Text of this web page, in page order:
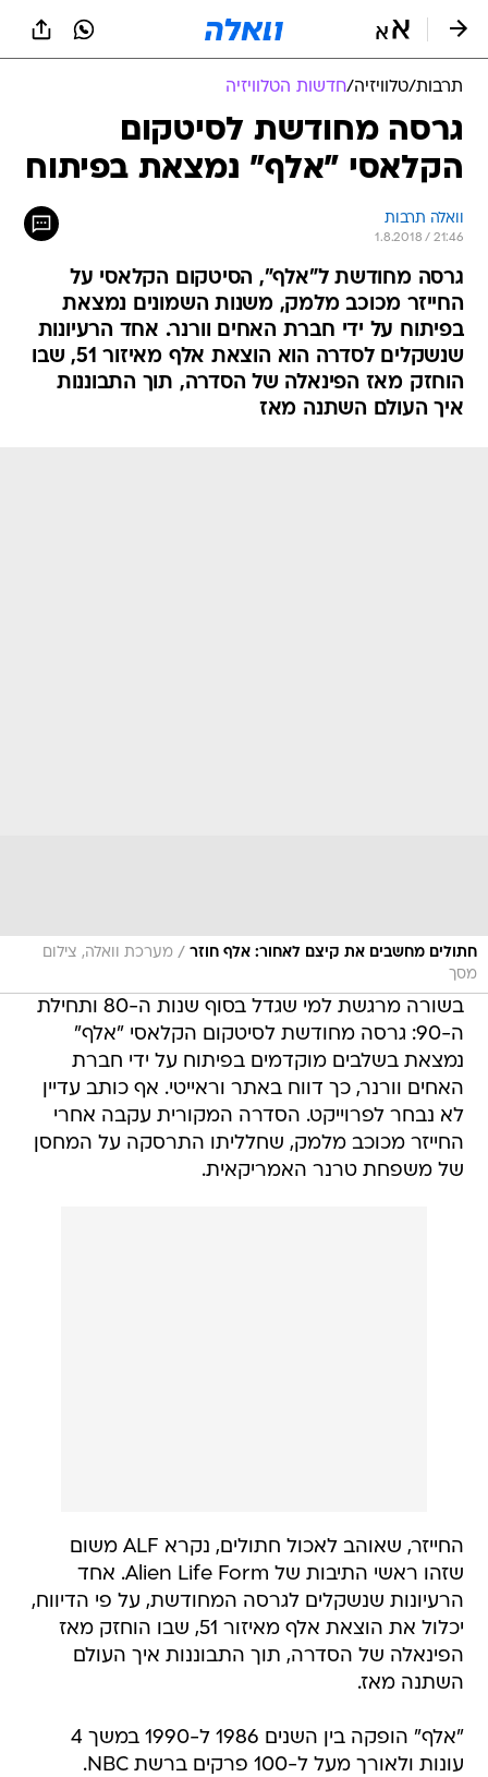
תרבות/טלוויזיה/חדשות הטלוויזיה
גרסה מחודשת לסיטקום
הקלאסי "אלף" נמצאת בפיתוח
וואלה תרבות
1.8.2018 / 21:46
גרסה מחודשת ל"אלף", הסיטקום הקלאסי על
החייזר מכוכב מלמק, משנות השמונים נמצאת
בפיתוח על ידי חברת האחים וורנר. אחד הרעיונות
שנשקלים לסדרה הוא הוצאת אלף מאיזור 51, שבו
הוחזק מאז הפינאלה של הסדרה, תוך התבוננות
איך העולם השתנה מאז
חתולים מחשבים את קיצם לאחור: אלף חוזר / מערכת וואלה, צילום
מסך
בשורה מרגשת למי שגדל בסוף שנות ה-80 ותחילת
ה-90: גרסה מחודשת לסיטקום הקלאסי "אלף"
נמצאת בשלבים מוקדמים בפיתוח על ידי חברת
האחים וורנר, כך דווח באתר וראייטי. אף כותב עדיין
לא נבחר לפרוייקט. הסדרה המקורית עקבה אחרי
החייזר מכוכב מלמק, שחלליתו התרסקה על המחסן
של משפחת טרנר האמריקאית.
החייזר, שאוהב לאכול חתולים, נקרא ALF משום
שזהו ראשי התיבות של Alien Life Form. אחד
הרעיונות שנשקלים לגרסה המחודשת, על פי הדיווח,
יכלול את הוצאת אלף מאיזור 51, שבו הוחזק מאז
הפינאלה של הסדרה, תוך התבוננות איך העולם
השתנה מאז.
"אלף" הופקה בין השנים 1986 ל-1990 במשך 4
עונות ולאורך מעל ל-100 פרקים ברשת NBC.